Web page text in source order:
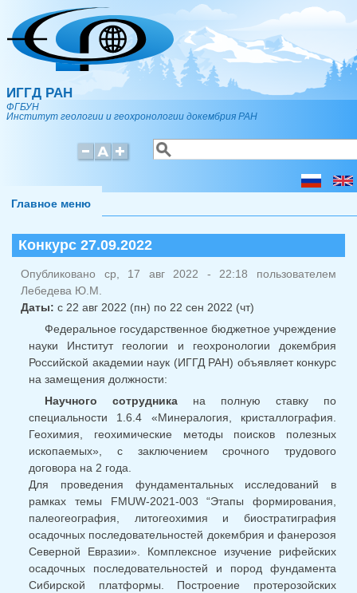
Перейти к основному содержанию
ИГГД РАН
ФГБУН
Институт геологии и геохронологии докембрия РАН
Форма поиска
Поиск
Главное меню
Конкурс 27.09.2022
Опубликовано ср, 17 авг 2022 - 22:18 пользователем
Лебедева Ю.М.
Даты: с 22 авг 2022 (пн) по 22 сен 2022 (чт)
Федеральное государственное бюджетное учреждение
науки Институт геологии и геохронологии докембрия
Российской академии наук (ИГГД РАН) объявляет конкурс
на замещения должности:
Научного сотрудника на полную ставку по
специальности 1.6.4 «Минералогия, кристаллография.
Геохимия, геохимические методы поисков полезных
ископаемых», с заключением срочного трудового
договора на 2 года.
Для проведения фундаментальных исследований в
рамках темы FMUW-2021-003 “Этапы формирования,
палеогеография, литогеохимия и биостратиграфия
осадочных последовательностей докембрия и фанерозоя
Северной Евразии». Комплексное изучение рифейских
осадочных последовательностей и пород фундамента
Сибирской платформы. Построение протерозойских